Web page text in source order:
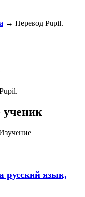
→ Перевод Pupil.
русский язык,